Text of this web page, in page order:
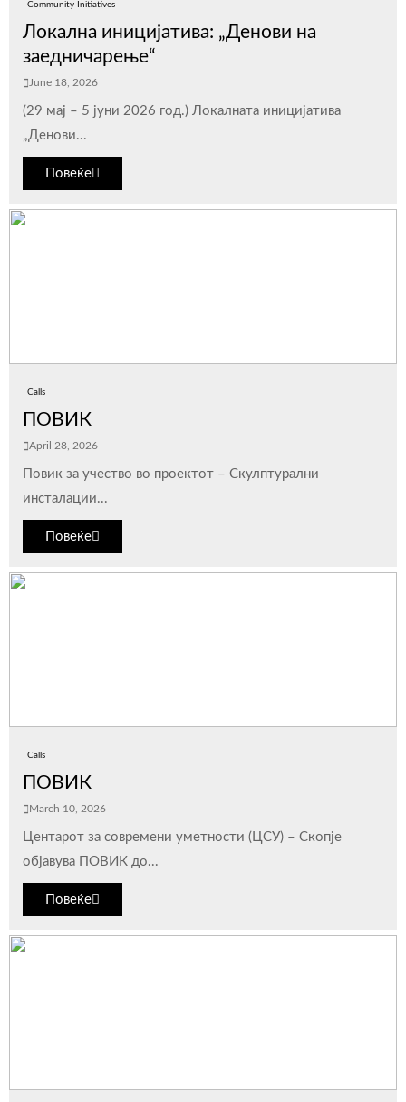
Community Initiatives
Локална иницијатива: „Денови на
заедничарење“
June 18, 2026
(29 мај – 5 јуни 2026 год.) Локалната иницијатива
„Денови...
Повеќе
Calls
ПОВИК
April 28, 2026
Повик за учество во проектот – Скулптурални
инсталации...
Повеќе
Calls
ПОВИК
March 10, 2026
Центарот за современи уметности (ЦСУ) – Скопје
објавува ПОВИК до...
Повеќе